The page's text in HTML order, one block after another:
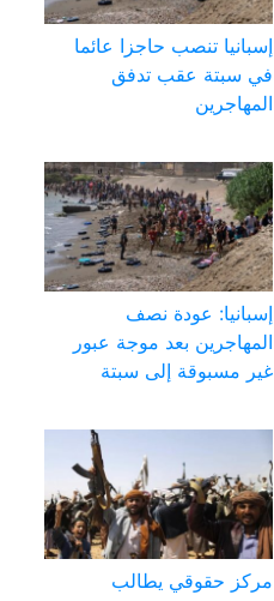
إسبانيا تنصب حاجزا عائما
في سبتة عقب تدفق
المهاجرين
إسبانيا: عودة نصف
المهاجرين بعد موجة عبور
غير مسبوقة إلى سبتة
مركز حقوقي يطالب